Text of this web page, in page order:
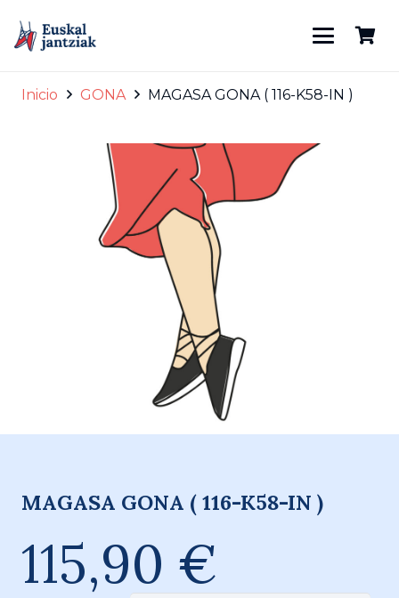
Inicio GONA MAGASA GONA ( 116-K58-IN )
MAGASA GONA ( 116-K58-IN )
115,90 €